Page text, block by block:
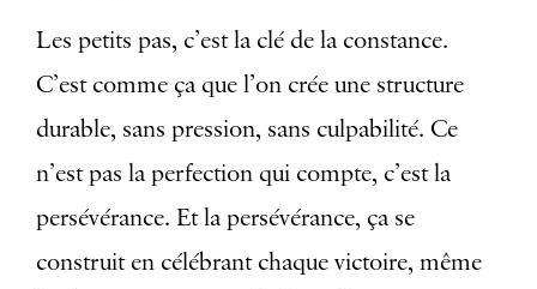
Les petits pas, c’est la clé de la constance.
C’est comme ça que l’on crée une structure
durable, sans pression, sans culpabilité. Ce
n’est pas la perfection qui compte, c’est la
persévérance. Et la persévérance, ça se
construit en célébrant chaque victoire, même